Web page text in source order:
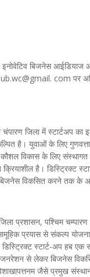
बिजनेस आईडियाज
com पर
जिला में स्टार्टअप का
है। युवाओं के लिए
विकास के लिए
क्रियाशील है। डिस्ट्रिक्ट
विकसित करने तक के
प्रशासन, पश्चिम चम्पारण
प्रयास से संकल्प
डिस्ट्रिक्ट स्टार्ट-अप हब
जनरेशन से लेकर बिजनेस
जैसे प्रमुख संस्थान